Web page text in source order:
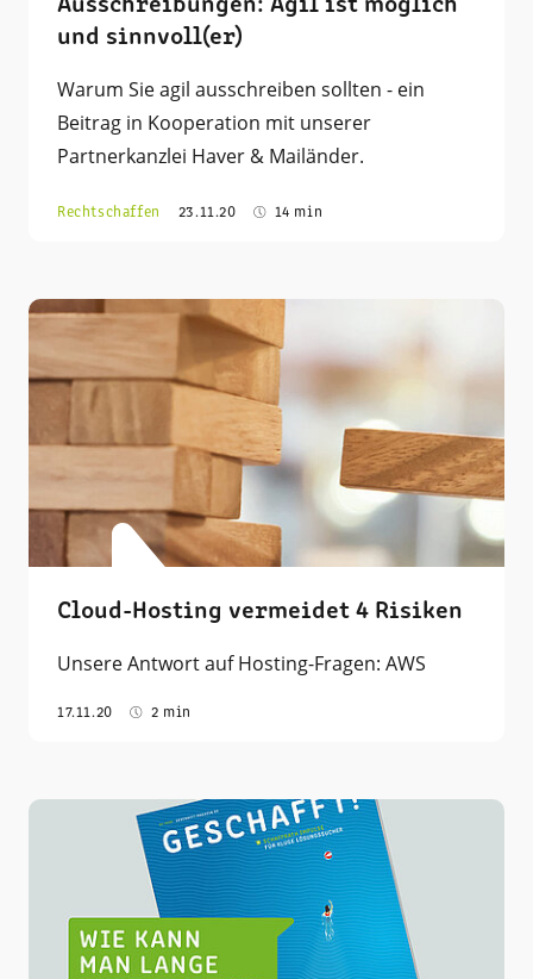
Ausschreibungen: Agil ist möglich
und sinnvoll(er)
Warum Sie agil ausschreiben sollten - ein
Beitrag in Kooperation mit unserer
Partnerkanzlei Haver & Mailänder.
Rechtschaffen 23.11.20 14 min
Cloud-Hosting vermeidet 4 Risiken
Unsere Antwort auf Hosting-Fragen: AWS
17.11.20 2 min